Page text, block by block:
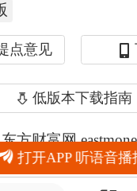
打开APP 听语音播
点意见
低版本下载指南
方财富网
站备案号:沪ICP备05006054